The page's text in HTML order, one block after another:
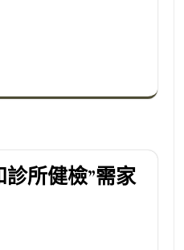
診所健檢”需家